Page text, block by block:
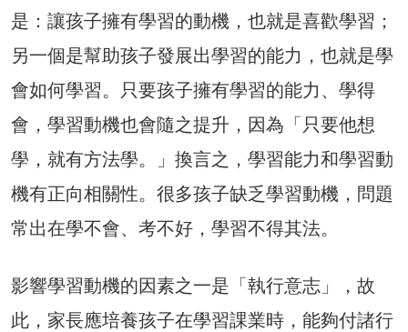
是：讓孩子擁有學習的動機，也就是喜歡學習；
另一個是幫助孩子發展出學習的能力，也就是學
會如何學習。只要孩子擁有學習的能力、學得
會，學習動機也會隨之提升，因為「只要他想
學，就有方法學。」換言之，學習能力和學習動
機有正向相關性。很多孩子缺乏學習動機，問題
常出在學不會、考不好，學習不得其法。
影響學習動機的因素之一是「執行意志」，故
此，家長應培養孩子在學習課業時，能夠付諸行